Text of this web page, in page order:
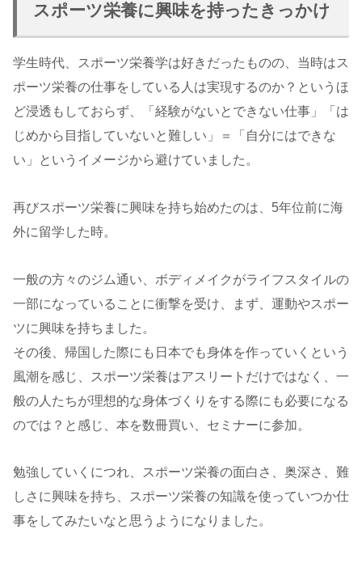
スポーツ栄養に興味を持ったきっかけ
学生時代、スポーツ栄養学は好きだったものの、当時はス
ポーツ栄養の仕事をしている人は実現するのか？というほ
ど浸透もしておらず、「経験がないとできない仕事」「は
じめから目指していないと難しい」＝「自分にはできな
い」というイメージから避けていました。
再びスポーツ栄養に興味を持ち始めたのは、5年位前に海
外に留学した時。
一般の方々のジム通い、ボディメイクがライフスタイルの
一部になっていることに衝撃を受け、まず、運動やスポー
ツに興味を持ちました。
その後、帰国した際にも日本でも身体を作っていくという
風潮を感じ、スポーツ栄養はアスリートだけではなく、一
般の人たちが理想的な身体づくりをする際にも必要になる
のでは？と感じ、本を数冊買い、セミナーに参加。
勉強していくにつれ、スポーツ栄養の面白さ、奥深さ、難
しさに興味を持ち、スポーツ栄養の知識を使っていつか仕
事をしてみたいなと思うようになりました。